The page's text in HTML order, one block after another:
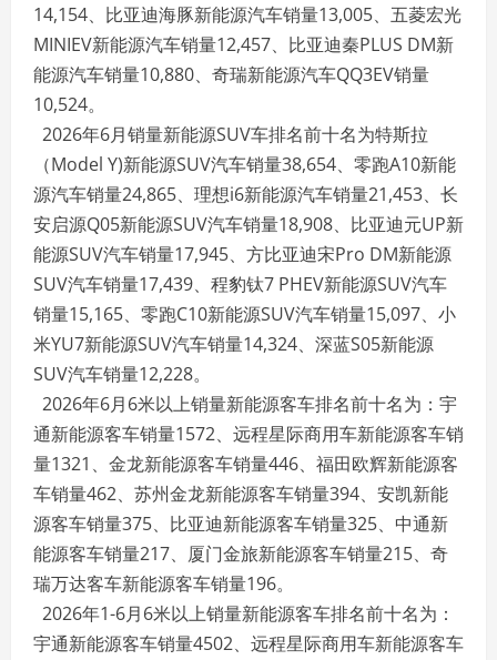
14,154、比亚迪海豚新能源汽车销量13,005、五菱宏光
MINIEV新能源汽车销量12,457、比亚迪秦PLUS DM新
能源汽车销量10,880、奇瑞新能源汽车QQ3EV销量
10,524。
2026年6月销量新能源SUV车排名前十名为特斯拉
（Model Y)新能源SUV汽车销量38,654、零跑A10新能
源汽车销量24,865、理想i6新能源汽车销量21,453、长
安启源Q05新能源SUV汽车销量18,908、比亚迪元UP新
能源SUV汽车销量17,945、方比亚迪宋Pro DM新能源
SUV汽车销量17,439、程豹钛7 PHEV新能源SUV汽车
销量15,165、零跑C10新能源SUV汽车销量15,097、小
米YU7新能源SUV汽车销量14,324、深蓝S05新能源
SUV汽车销量12,228。
2026年6月6米以上销量新能源客车排名前十名为：宇
通新能源客车销量1572、远程星际商用车新能源客车销
量1321、金龙新能源客车销量446、福田欧辉新能源客
车销量462、苏州金龙新能源客车销量394、安凯新能
源客车销量375、比亚迪新能源客车销量325、中通新
能源客车销量217、厦门金旅新能源客车销量215、奇
瑞万达客车新能源客车销量196。
2026年1-6月6米以上销量新能源客车排名前十名为：
宇通新能源客车销量4502、远程星际商用车新能源客车